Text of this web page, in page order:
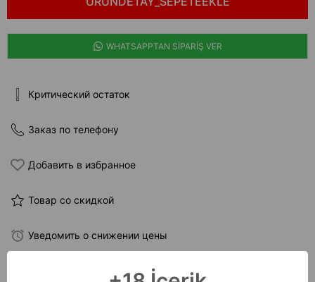
WHATSAPPTAN SİPARİŞ VER
Критический остаток
Заказ по телефону
Добавить в избранное
Товар со скидкой
Уведомить о снижении цены